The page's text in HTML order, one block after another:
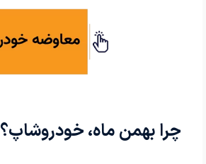
چرا بهمن ماه، خودروشاپ؟